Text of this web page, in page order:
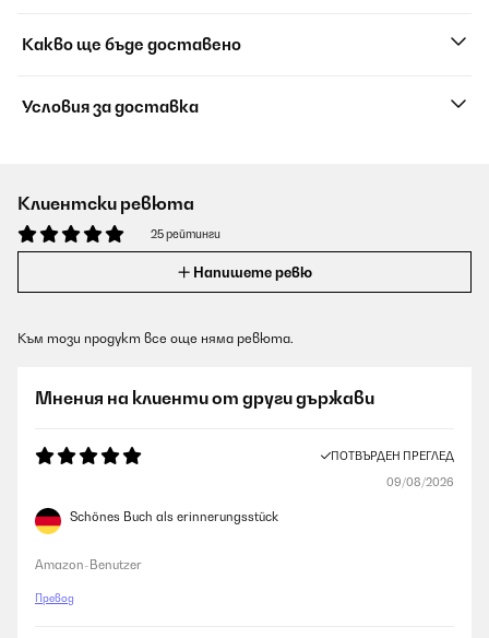
Какво ще бъде доставено
Условия за доставка
Клиентски ревюта
25 рейтинги
Напишете ревю
Към този продукт все още няма ревюта.
Мнения на клиенти от други държави
ПОТВЪРДЕН ПРЕГЛЕД
09/08/2026
Schönes Buch als erinnerungsstück
Amazon-Benutzer
Превод